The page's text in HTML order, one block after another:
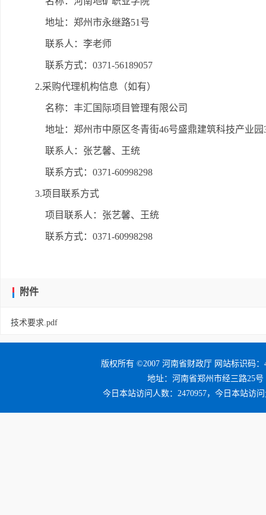
地址：郑州市永继路51号
联系人：李老师
联系方式：0371-56189057
2.采购代理机构信息（如有）
名称：丰汇国际项目管理有限公司
地址：郑州市中原区冬青街46号盛鼎建筑科技产业园
联系人：张艺馨、王统
联系方式：0371-60998298
3.项目联系方式
项目联系人：张艺馨、王统
联系方式：0371-60998298
附件
技术要求.pdf
版权所有 ©2007 河南省财政厅 网站标识码：
地址：河南省郑州市经三路25号
今日本站访问人数：2470957，今日本站访